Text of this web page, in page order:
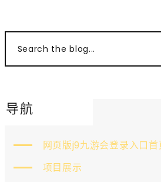
Search the blog...
导航
网页版j9九游会登录入口首
项目展示